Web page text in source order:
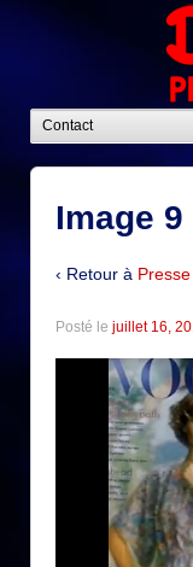
Image 9
‹ Retour à
Posté le juillet 16,